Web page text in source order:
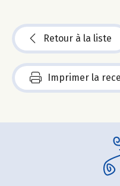
Retour à la liste
Imprimer la